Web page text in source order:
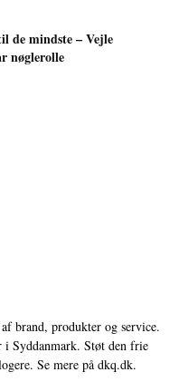
de mindste – Vejle
nøglerolle
brand, produkter og service.
Syddanmark. Støt den frie
Se mere på dkq.dk.